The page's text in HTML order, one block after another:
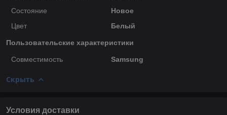
Состояние
Новое
Цвет
Белый
Пользовательские характеристики
Совместимость Samsung
Скрыть
Условия доставки